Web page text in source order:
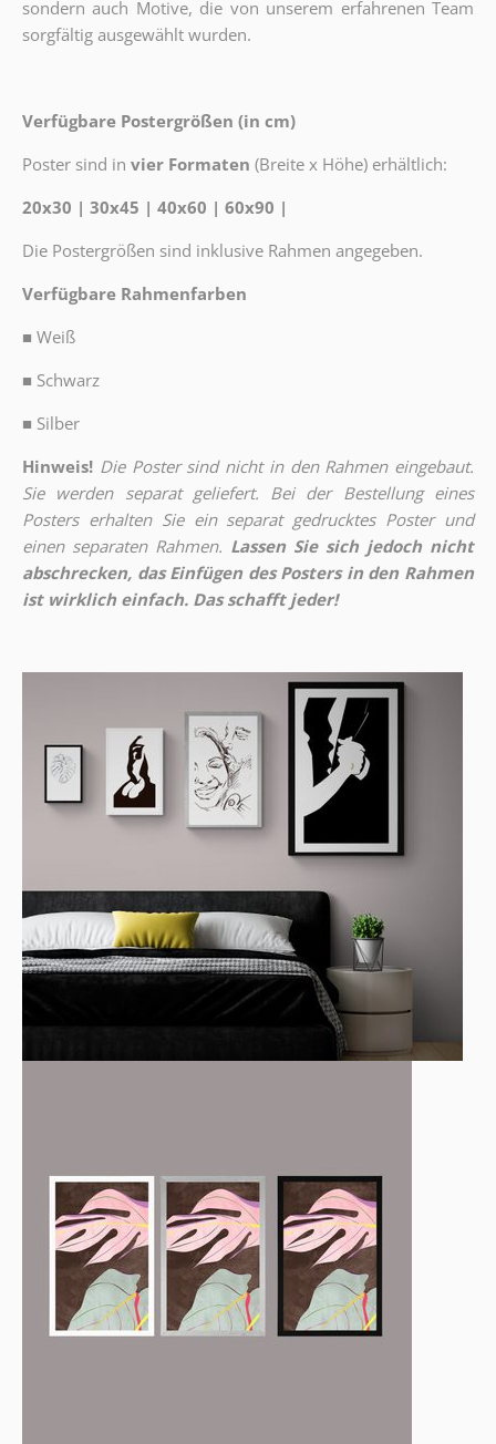
sondern auch Motive, die von unserem erfahrenen Team
sorgfältig ausgewählt wurden.
Verfügbare Postergrößen (in cm)
Poster sind in vier Formaten (Breite x Höhe) erhältlich:
20x30 | 30x45 | 40x60 | 60x90 |
Die Postergrößen sind inklusive Rahmen angegeben.
Verfügbare Rahmenfarben
■ Weiß
■ Schwarz
■ Silber
Hinweis! Die Poster sind nicht in den Rahmen eingebaut.
Sie werden separat geliefert. Bei der Bestellung eines
Posters erhalten Sie ein separat gedrucktes Poster und
einen separaten Rahmen. Lassen Sie sich jedoch nicht
abschrecken, das Einfügen des Posters in den Rahmen
ist wirklich einfach. Das schafft jeder!